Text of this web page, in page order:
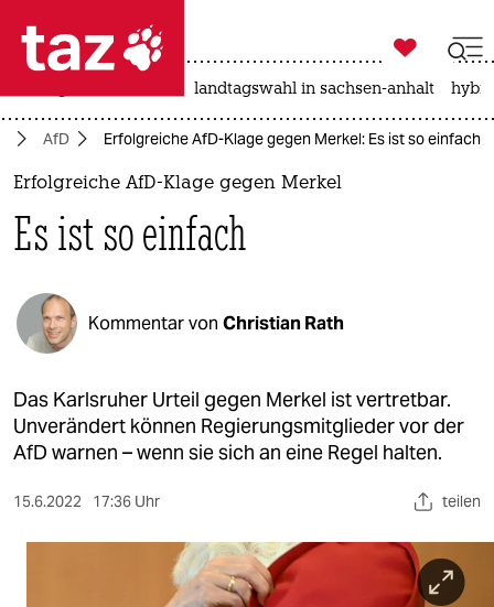
 taz zahl ich
taz zahl ich
themen
politik
öko
gesellschaft
kultur
sport
berlin
nord

taz zahl ich
landtagswahl in sachsen-anhalt
AfD Erfolgreiche AfD-Klage gegen Merkel: Es ist so einfach
Erfolgreiche AfD-Klage gegen Merkel
Es ist so einfach
Kommentar von Christian Rath
Das Karlsruher Urteil gegen Merkel ist vertretbar.
Unverändert können Regierungsmitglieder vor der
AfD warnen – wenn sie sich an eine Regel halten.
15.6.2022 17:36 Uhr teilen